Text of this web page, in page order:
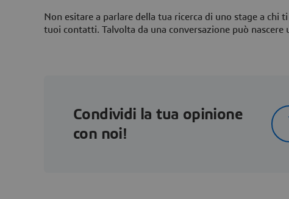
Non esitare a parlare della tua ricerca di uno stage a chi
tuoi contatti. Talvolta da una conversazione può
Condividi la tua opinione
con noi!